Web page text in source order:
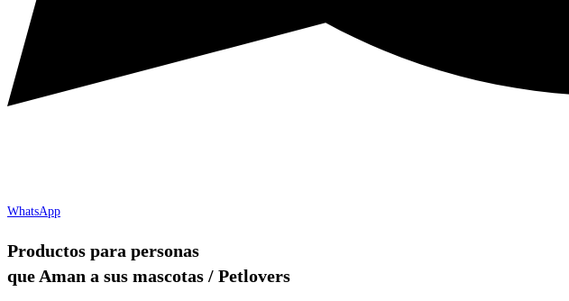
WhatsApp
Productos para personas
que Aman a sus mascotas / Petlovers